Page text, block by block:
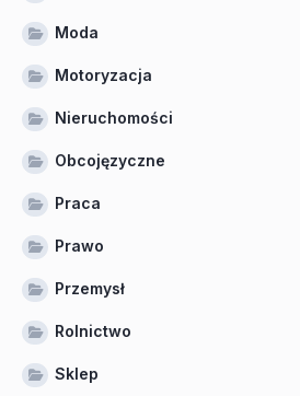
Moda
Motoryzacja
Nieruchomości
Obcojęzyczne
Praca
Prawo
Przemysł
Rolnictwo
Sklep